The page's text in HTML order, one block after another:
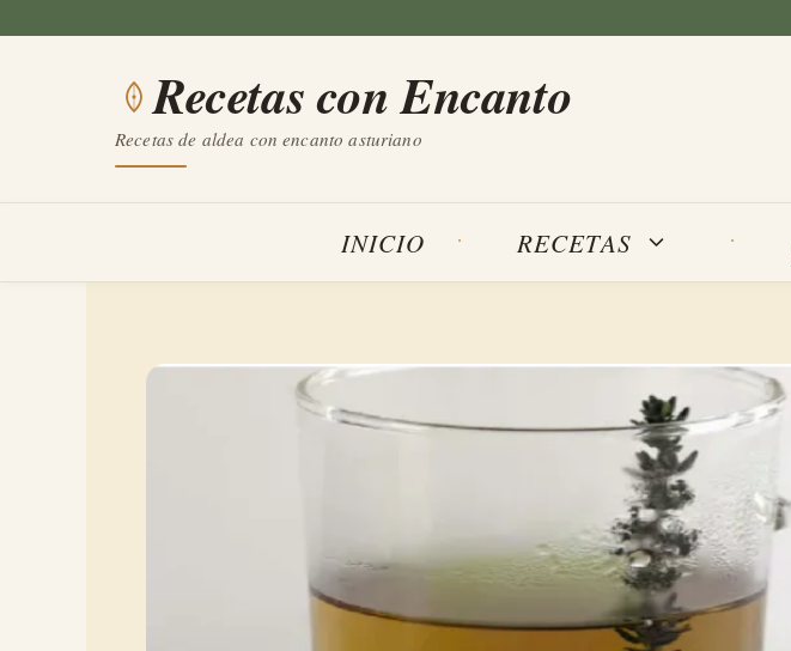
contenido
Recetas con Encanto
Recetas de aldea con encanto asturiano
INICIO RECETAS